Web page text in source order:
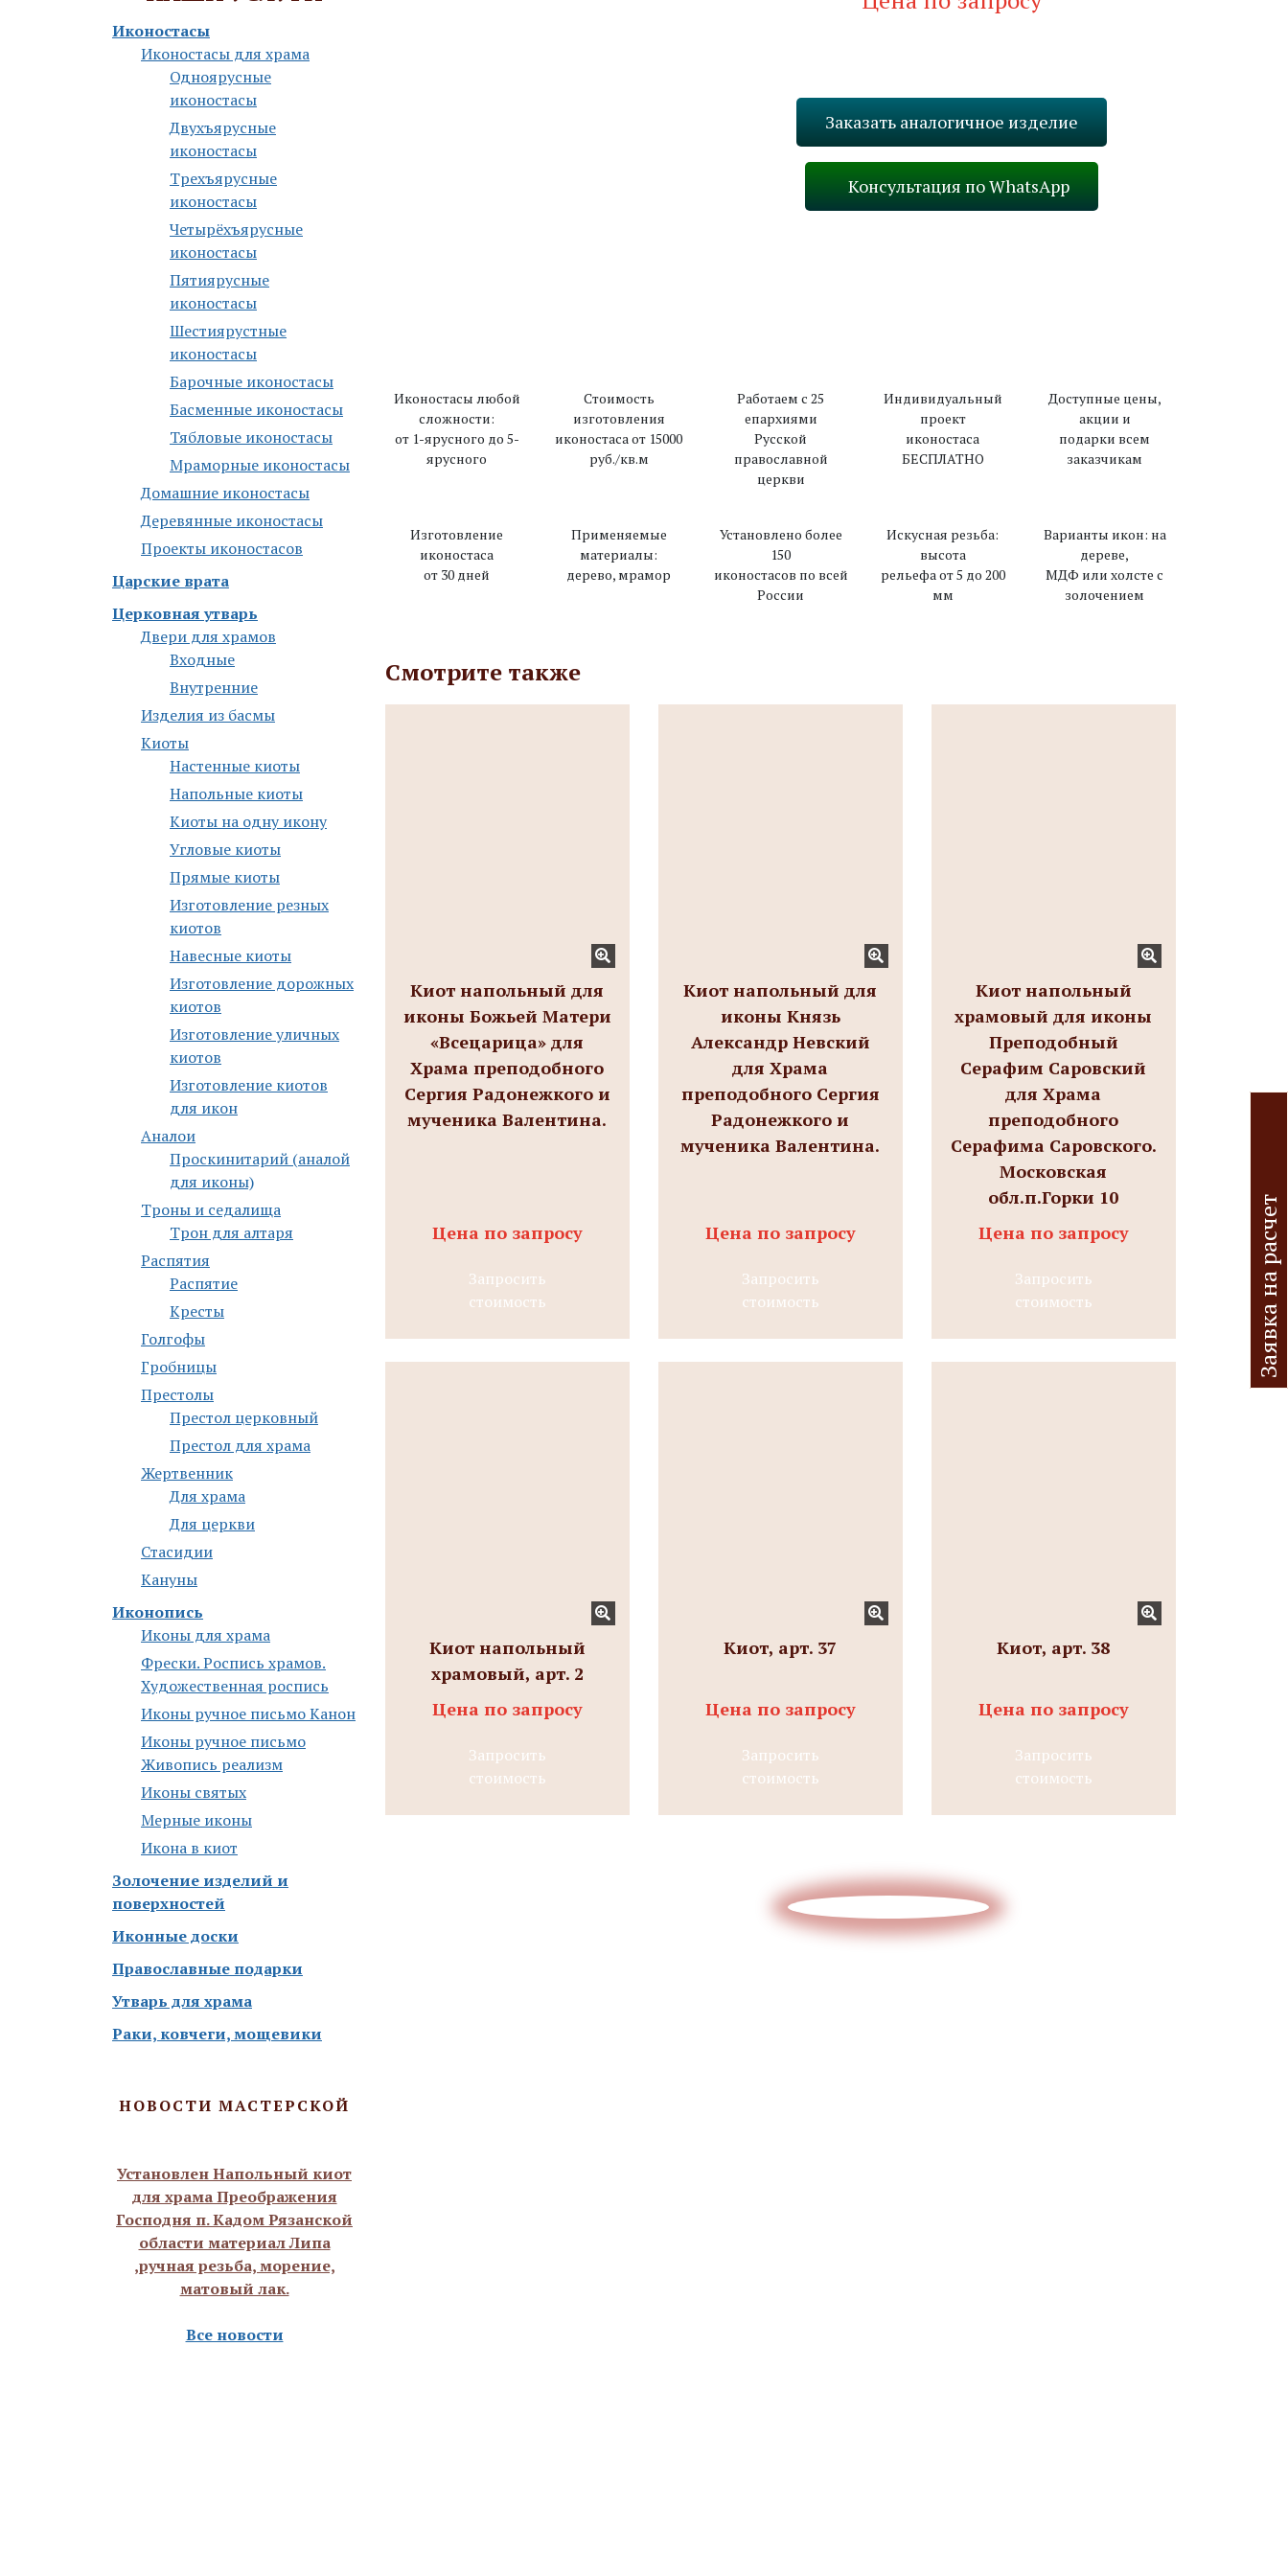
Иконостасы
Иконостасы для храма
Одноярусные
иконостасы
Двухъярусные
иконостасы
Трехъярусные
иконостасы
Четырёхъярусные
иконостасы
Пятиярусные
иконостасы
Шестиярустные
иконостасы
Барочные иконостасы
Басменные иконостасы
Тябловые иконостасы
Мраморные иконостасы
Дoмaшниe икoнoстaсы
Деревянные иконостасы
Проекты иконостасов
Царские врата
Церковная утварь
Двери для храмов
Входные
Внутренние
Изделия из басмы
Киоты
Настенные киоты
Напольные киоты
Киоты на одну икону
Угловые киоты
Прямые киоты
Изготовление резных
киотов
Навесные киоты
Изготовление дорожных
киотов
Изготовление уличных
киотов
Изготовление киотов
для икон
Аналои
Проскинитарий (аналой
для иконы)
Троны и седалища
Трон для алтаря
Распятия
Распятие
Кресты
Голгофы
Гробницы
Престолы
Престол церковный
Престол для храма
Жертвенник
Для храма
Для церкви
Стасидии
Кануны
Иконопись
Иконы для храма
Фрески. Роспись храмов.
Художественная роспись
Иконы ручное письмо Канон
Иконы ручное письмо
Живопись реализм
Иконы святых
Мерные иконы
Икона в киот
Золочение изделий и
поверхностей
Иконные доски
Православные подарки
Утварь для храма
Раки, ковчеги, мощевики
НОВОСТИ МАСТЕРСКОЙ
Установлен Напольный киот
для храма Преображения
Господня п. Кадом Рязанской
области материал Липа
,ручная резьба, морение,
матовый лак.
Все новости
Заказать аналогичное изделие
Консультация по WhatsApp
Иконостасы любой
сложности:
от 1-ярусного до 5-
ярусного
Стоимость
изготовления
иконостаса от 15000
руб./кв.м
Работаем с 25
епархиями
Русской
православной
церкви
Индивидуальный
проект
иконостаса
БЕСПЛАТНО
Доступные цены,
акции и
подарки всем
заказчикам
Изготовление
иконостаса
от 30 дней
Применяемые
материалы:
дерево, мрамор
Установлено более
150
иконостасов по всей
России
Искусная резьба:
высота
рельефа от 5 до 200
мм
Варианты икон: на
дереве,
МДФ или холсте с
золочением
Смотрите также
Киот напольный для
иконы Божьей Матери
«Всецарица» для
Храма преподобного
Сергия Радонежкого и
мученика Валентина.
Цена по запросу
Запросить
стоимость
Киот напольный для
иконы Князь
Александр Невский
для Храма
преподобного Сергия
Радонежкого и
мученика Валентина.
Цена по запросу
Запросить
стоимость
Киот напольный
храмовый для иконы
Преподобный
Серафим Саровский
для Храма
преподобного
Серафима Саровского.
Московская
обл.п.Горки 10
Цена по запросу
Запросить
стоимость
Киот напольный
храмовый, арт. 2
Цена по запросу
Запросить
стоимость
Киот, арт. 37
Цена по запросу
Запросить
стоимость
Киот, арт. 38
Цена по запросу
Запросить
стоимость
Отправьте эскиз/схему/проект
З
а
я
в
к
а
а
р
а
с
ч
е
т
и
з
д
е
л
и